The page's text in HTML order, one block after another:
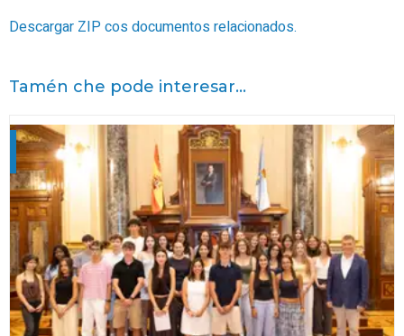
Descargar ZIP cos documentos relacionados.
Tamén che pode interesar...